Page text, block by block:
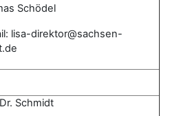
Schödel
lisa-direktor@sachsen-
Schmidt